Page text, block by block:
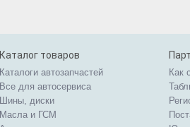
Каталог товаров
Каталоги автозапчастей
Все для автосервиса
Шины, диски
Масла и ГСМ
Как